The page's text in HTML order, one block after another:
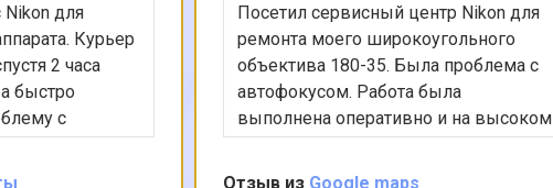
Nikon для
Курьер
2 часа
быстро
с
Посетил сервисный центр Nikon для
ремонта моего широкоугольного
объектива 180-35. Была проблема с
автофокусом. Работа была
выполнена оперативно и на высоком
внимательность и
Отзыв из Google maps